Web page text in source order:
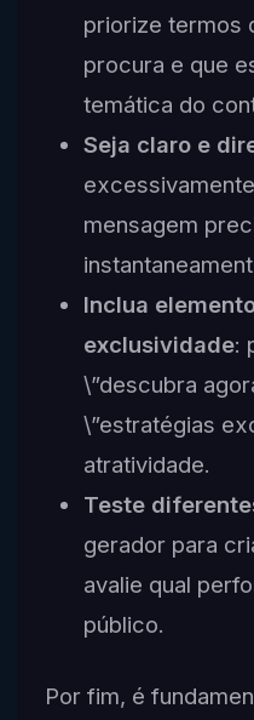
priorize termos
procura e que
temática do
Seja claro e
mensagem
Inclua
exclusividade:
\”descubra
\”estratégias
atratividade.
Teste
gerador para
avalie qual
público.
Por fim, é